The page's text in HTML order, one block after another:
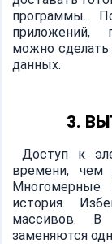
программы.
приложений,
можно
данных.
3.
Доступ к
времени, чем
история.
массивов. В
заменяются